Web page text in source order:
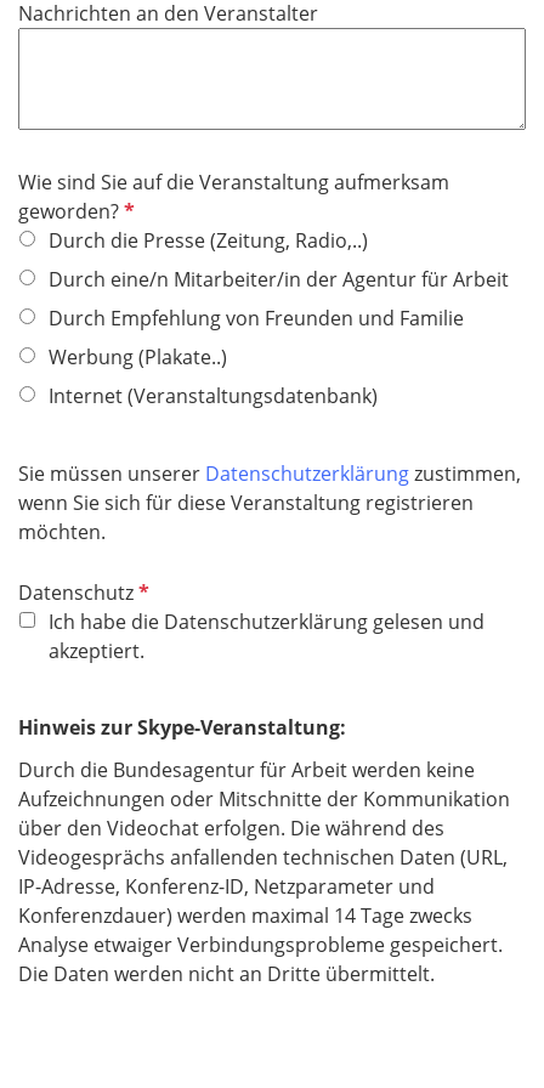
c
e
d
Nachrichten an den Veranstalter
Wie sind Sie auf die Veranstaltung aufmerksam
geworden?P
f
c
h
t
l
d
Durch die Presse (Zeitung, Radio,..)
Durch eine/n Mitarbeiter/in der Agentur für Arbeit
Durch Empfehlung von Freunden und Familie
Werbung (Plakate..)
Internet (Veranstaltungsdatenbank)
Sie müssen unserer Datenschutzerklärungzustimmen,
wenn Sie sich für diese Veranstaltung registrieren
möchten.
DatenschutzP
f
l
h
t
f
e
l
d
Ich habe die Datenschutzerklärung gelesen und
akzeptiert.
Hinweis zur Skype-Veranstaltung:
Durch die Bundesagentur für Arbeit werden keine
Aufzeichnungen oder Mitschnitte der Kommunikation
über den Videochat erfolgen. Die während des
Videogesprächs anfallenden technischen Daten (URL,
IP-Adresse, Konferenz-ID, Netzparameter und
Konferenzdauer) werden maximal 14 Tage zwecks
Analyse etwaiger Verbindungsprobleme gespeichert.
Die Daten werden nicht an Dritte übermittelt.